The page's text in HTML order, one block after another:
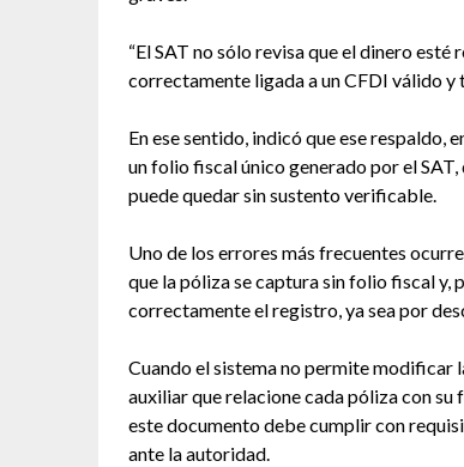
“El SAT no sólo revisa que el dinero
correctamente ligada a un CFDI válido y
En ese sentido, indicó que ese respaldo,
un folio fiscal único generado por el
puede quedar sin sustento verificable.
Uno de los errores más frecuentes
que la póliza se captura sin folio fiscal y,
correctamente el registro, ya sea por
Cuando el sistema no permite
auxiliar que relacione cada póliza con
este documento debe cumplir con
ante la autoridad.